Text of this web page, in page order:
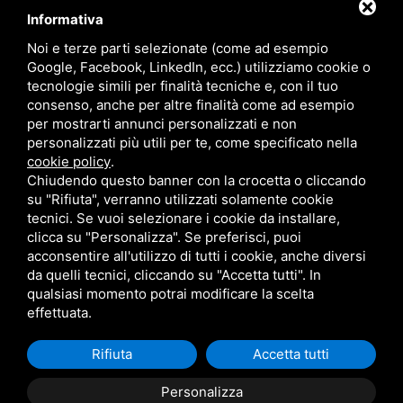
Informativa
Noi e terze parti selezionate (come ad esempio
Google, Facebook, LinkedIn, ecc.) utilizziamo cookie o
tecnologie simili per finalità tecniche e, con il tuo
consenso, anche per altre finalità come ad esempio
per mostrarti annunci personalizzati e non
personalizzati più utili per te, come specificato nella
cookie policy.
Chiudendo questo banner con la crocetta o cliccando
su "Rifiuta", verranno utilizzati solamente cookie
tecnici. Se vuoi selezionare i cookie da installare,
clicca su "Personalizza". Se preferisci, puoi
acconsentire all'utilizzo di tutti i cookie, anche diversi
da quelli tecnici, cliccando su "Accetta tutti". In
qualsiasi momento potrai modificare la scelta
effettuata.
Personalizza
Rifiuta Accetta tutti
Contattaci
Via Quinto Bucci, 205, 47521 Cesena (FC)
+39 0543 31536
+39 320 6635083
info@amiciziaeamore.it
Links
Chi siamo
Crea il tuo profilo
Franchising
Annunci
Blog
Contatti
Follow Us
Amicizia e Amore S.a.s. di Rossi G. & C. - P. IVA 02401320409 -
Privacy policy-Sitemap- Questo sito è protetto da Google
reCAPTCHA v3,
Privacy PolicyeTermini di servizio di Google.